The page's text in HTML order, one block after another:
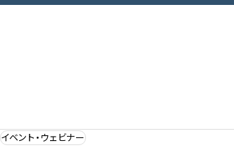
イベント・ウェビナー